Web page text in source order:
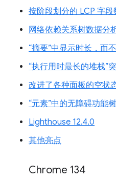
按阶段划分的 LCP 字
网络依赖关系树数据分
“摘要”中显示时长，而
“执行用时最长的堆栈”
改进了各种面板的空状
“元素”中的无障碍功能
Lighthouse 12.4.0
其他亮点
Chrome 134